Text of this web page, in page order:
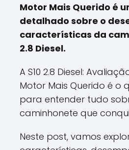
Motor Mais Querido é
detalhado sobre o
características da
2.8 Diesel.
A S10 2.8 Diesel:
Motor Mais Querido é o
para entender tudo
caminhonete que
Neste post, vamos